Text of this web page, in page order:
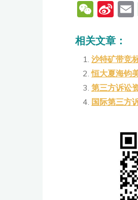
W
C
h
at
Si
a
W
ei
b
o
l
相关文章：
沙特矿带竞
恒大夏海钧
第三方诉讼
国际第三方